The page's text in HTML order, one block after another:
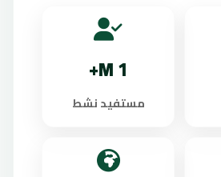
1 M+
مستفيد نشط